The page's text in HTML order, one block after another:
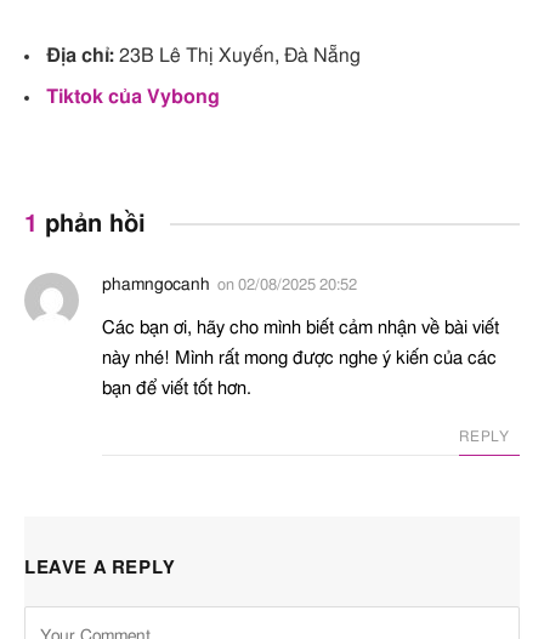
Địa chỉ: 23B Lê Thị Xuyến, Đà Nẵng
Tiktok của Vybong
1 phản hồi
phamngocanh on 02/08/2025 20:52
Các bạn ơi, hãy cho mình biết cảm nhận về bài viết
này nhé! Mình rất mong được nghe ý kiến của các
bạn để viết tốt hơn.
REPLY
LEAVE A REPLY